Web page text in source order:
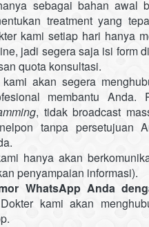
sebagai bahan awal
treatment yang
kami setiap hari hanya
jadi segera saja isi form
quota konsultasi.
kami akan segera
membantu Anda.
, tidak broadcast
tanpa persetujuan
hanya akan
penyampaian informasi).
WhatsApp Anda
kami akan